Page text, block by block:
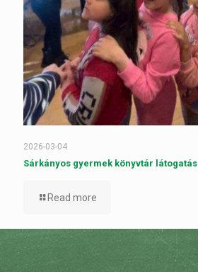
2026-03-04
Sárkányos gyermek könyvtár látogatás
Read more